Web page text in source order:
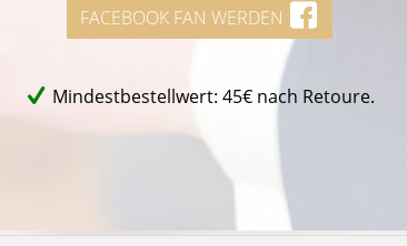
FACEBOOK FAN WERDEN
Mindestbestellwert: 45€ nach Retoure.